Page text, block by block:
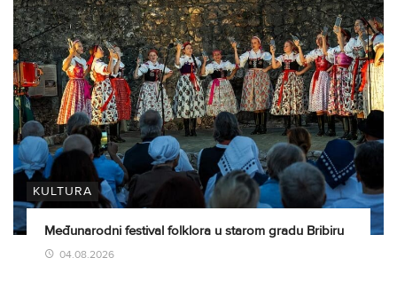
KULTURA
Međunarodni festival folklora u starom gradu Bribiru
04.08.2026